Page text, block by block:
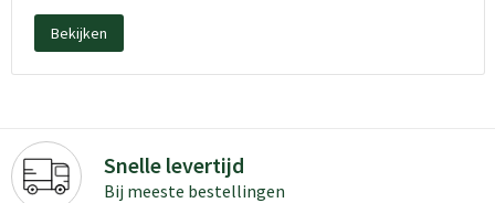
Bekijken
Snelle levertijd
Bij meeste bestellingen